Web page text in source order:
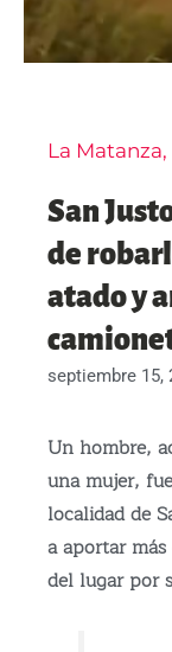
La Matanza,
San
de
atado y
septiembre 15,
Un hombre,
una mujer,
localidad de
a aportar
del lugar por